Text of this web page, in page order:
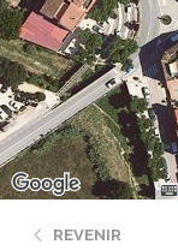
REVENIR